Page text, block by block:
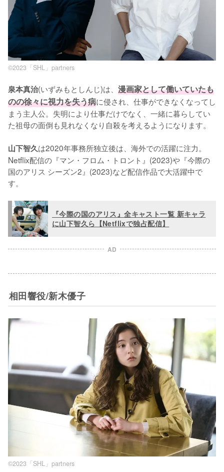
©2023「SHL」partners
泉本真治(いずみもとしんじ)は、 漫画家として働いていたも
のの徐々に視力を失う病に侵され、仕事ができなくなってし
まう主人公。失明により仕事だけでなく、一緒に暮らしてい
た祖母の面倒も見れなくなり自殺を考えるようになります。
山下智久は2020年事務所独立後は、海外での活躍に注力。
Netflix配信の『マン・フロム・トロント』(2023)や『今際の
国のアリス シーズン2』(2023)など配信作品で大活躍中で
す。
『今際の国のアリス』全キャスト一覧 新キャラ
に山下智久ら【Netflixで独占配信】
AD
相田響役/新木優子
©2023「SHL」partners